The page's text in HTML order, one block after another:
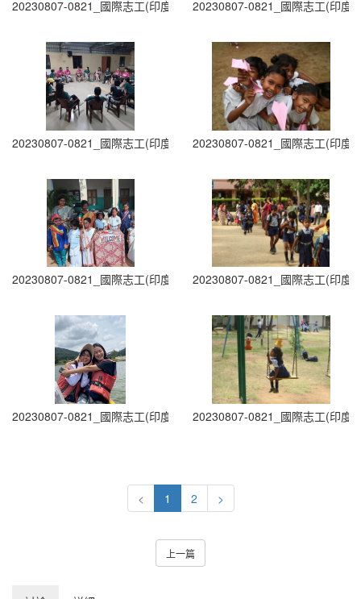
20230807-0821_國際志工(印度志工)出隊 (29)20230807-0821_國際志工(印度
20230807-0821_國際志工(印度志工)出隊 (31)20230807-0821_國際志工(印度
20230807-0821_國際志工(印度志工)出隊 (33)20230807-0821_國際志工(印度
20230807-0821_國際志工(印度志工)出隊 (35)20230807-0821_國際志工(印度
< 1 2 >
上一篇